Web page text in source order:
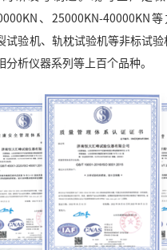
、25000KN-40000KN
试验机、轨枕试验机等非标试验
分析仪器系列等上百个品种。